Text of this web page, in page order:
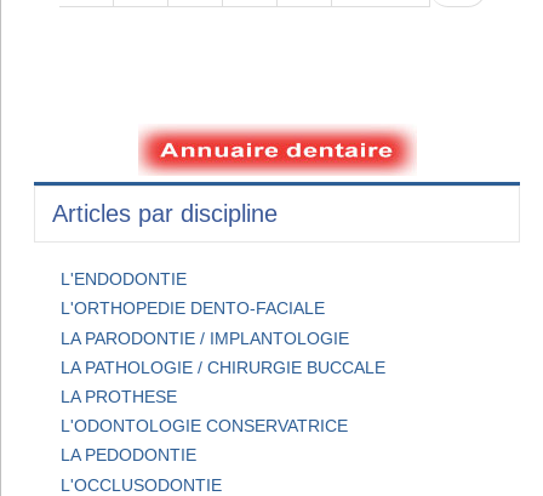
Articles par discipline
L'ENDODONTIE
L'ORTHOPEDIE DENTO-FACIALE
LA PARODONTIE / IMPLANTOLOGIE
LA PATHOLOGIE / CHIRURGIE BUCCALE
LA PROTHESE
L'ODONTOLOGIE CONSERVATRICE
LA PEDODONTIE
L'OCCLUSODONTIE